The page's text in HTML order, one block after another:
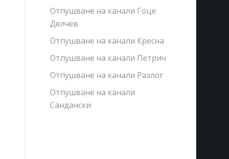
Отпушване на канали Гоце
Делчев
Отпушване на канали Кресна
Отпушване на канали Петрич
Отпушване на канали Разлог
Отпушване на канали
Сандански